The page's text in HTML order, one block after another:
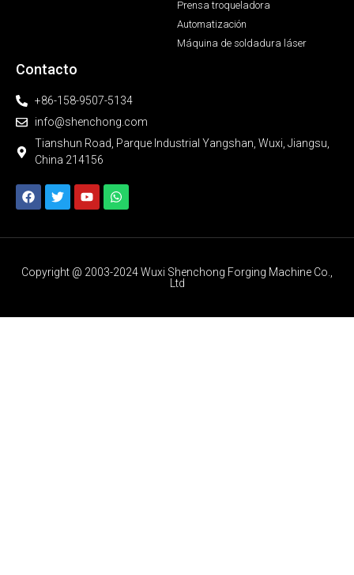
Prensa troqueladora
Automatización
Máquina de soldadura láser
Contacto
+86-158-9507-5134
info@shenchong.com
Tianshun Road, Parque Industrial Yangshan, Wuxi, Jiangsu,
China 214156
Copyright @ 2003-2024 Wuxi Shenchong Forging Machine Co.,
Ltd